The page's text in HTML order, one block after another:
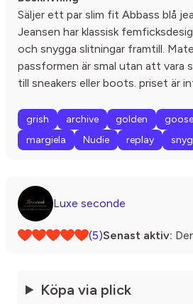
Säljer ett par slim fit Abbass blå
Jeansen har klassisk
och snygga slitningar framtill.
passformen är smal utan att vara
till sneakers eller boots. priset är
grish archive golden goose
margiela
Nudie replay
Luxe seconde
(5)Senast aktiv:
Köpa via plick